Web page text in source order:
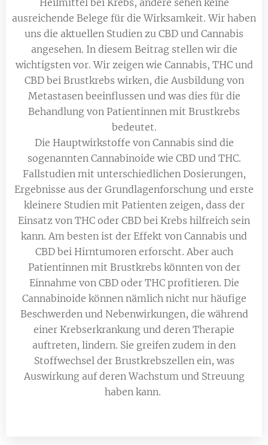
Heilmittel bei Krebs, andere sehen keine
ausreichende Belege für die Wirksamkeit. Wir haben
uns die aktuellen Studien zu CBD und Cannabis
angesehen. In diesem Beitrag stellen wir die
wichtigsten vor. Wir zeigen wie Cannabis, THC und
CBD bei Brustkrebs wirken, die Ausbildung von
Metastasen beeinflussen und was dies für die
Behandlung von Patientinnen mit Brustkrebs
bedeutet.
Die Hauptwirkstoffe von Cannabis sind die
sogenannten Cannabinoide wie CBD und THC.
Fallstudien mit unterschiedlichen Dosierungen,
Ergebnisse aus der Grundlagenforschung und erste
kleinere Studien mit Patienten zeigen, dass der
Einsatz von THC oder CBD bei Krebs hilfreich sein
kann. Am besten ist der Effekt von Cannabis und
CBD bei Hirntumoren erforscht. Aber auch
Patientinnen mit Brustkrebs könnten von der
Einnahme von CBD oder THC profitieren. Die
Cannabinoide können nämlich nicht nur häufige
Beschwerden und Nebenwirkungen, die während
einer Krebserkrankung und deren Therapie
auftreten, lindern. Sie greifen zudem in den
Stoffwechsel der Brustkrebszellen ein, was
Auswirkung auf deren Wachstum und Streuung
haben kann.